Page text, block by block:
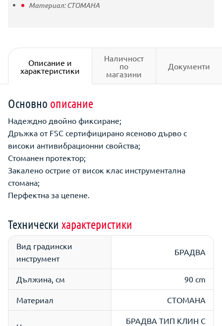
Материал:СТОМАНА
Описание и
характеристики
Наличност
по
магазини
Документи
Основно описание
Надеждно двойно фиксиране;
Дръжка от FSC сертифицирано ясеново дърво с
високи антивибрационни свойства;
Стоманен протектор;
Закалено острие от висок клас инструментална
стомана;
Перфектна за цепене.
Технически характеристики
Вид градински
инструмент
БРАДВА
Дължина, см 90 cm
Материал СТОМАНА
БРАДВА ТИП КЛИН С